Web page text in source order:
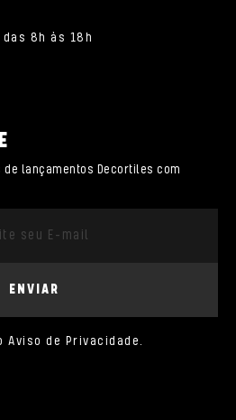
8h às 18h
de lançamentos Decortiles com
ENVIAR
Aviso de Privacidade.